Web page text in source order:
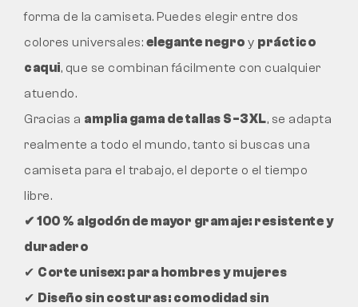
forma de la camiseta. Puedes elegir entre dos
colores universales: elegante negro y práctico
caqui, que se combinan fácilmente con cualquier
atuendo.
Gracias a amplia gama de tallas S-3XL, se adapta
realmente a todo el mundo, tanto si buscas una
camiseta para el trabajo, el deporte o el tiempo
libre.
✔ 100 % algodón de mayor gramaje: resistente y
duradero
✔ Corte unisex: para hombres y mujeres
✔ Diseño sin costuras: comodidad sin